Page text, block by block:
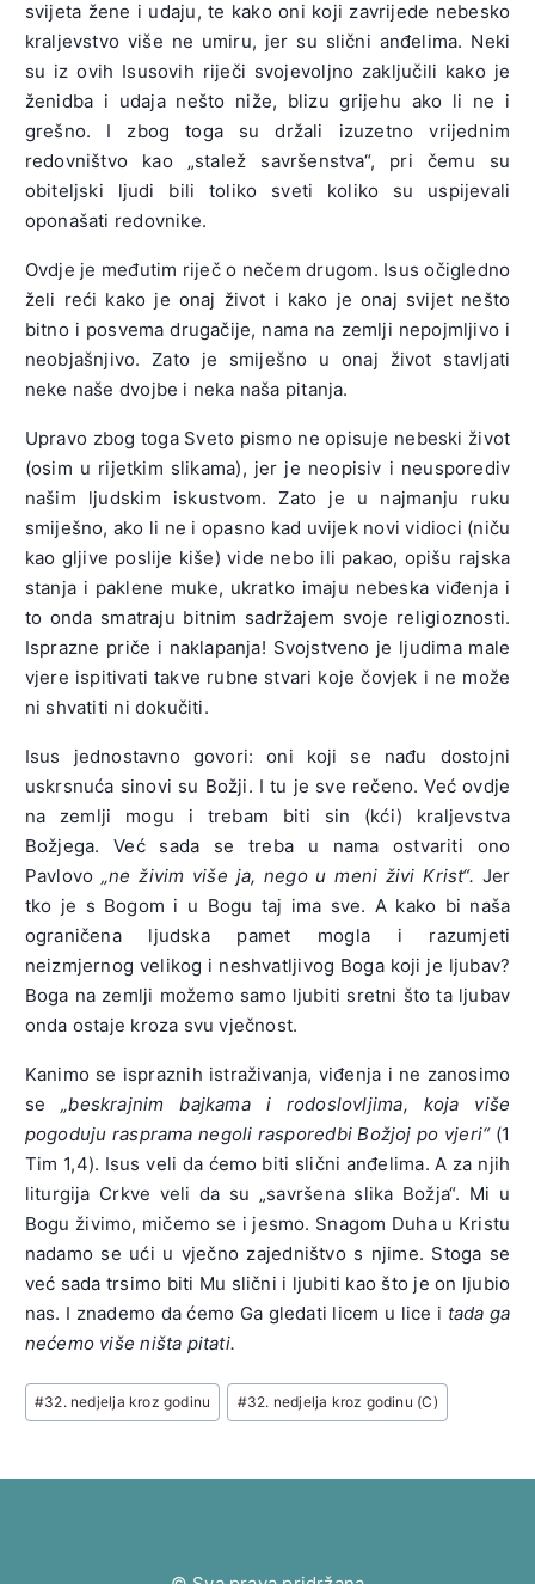
svijeta žene i udaju, te kako oni koji zavrijede nebesko
kraljevstvo više ne umiru, jer su slični anđelima. Neki
su iz ovih Isusovih riječi svojevoljno zaključili kako je
ženidba i udaja nešto niže, blizu grijehu ako li ne i
grešno. I zbog toga su držali izuzetno vrijednim
redovništvo kao „stalež savršenstva“, pri čemu su
obiteljski ljudi bili toliko sveti koliko su uspijevali
oponašati redovnike.
Ovdje je međutim riječ o nečem drugom. Isus očigledno
želi reći kako je onaj život i kako je onaj svijet nešto
bitno i posvema drugačije, nama na zemlji nepojmljivo i
neobjašnjivo. Zato je smiješno u onaj život stavljati
neke naše dvojbe i neka naša pitanja.
Upravo zbog toga Sveto pismo ne opisuje nebeski život
(osim u rijetkim slikama), jer je neopisiv i neusporediv
našim ljudskim iskustvom. Zato je u najmanju ruku
smiješno, ako li ne i opasno kad uvijek novi vidioci (niču
kao gljive poslije kiše) vide nebo ili pakao, opišu rajska
stanja i paklene muke, ukratko imaju nebeska viđenja i
to onda smatraju bitnim sadržajem svoje religioznosti.
Isprazne priče i naklapanja! Svojstveno je ljudima male
vjere ispitivati takve rubne stvari koje čovjek i ne može
ni shvatiti ni dokučiti.
Isus jednostavno govori: oni koji se nađu dostojni
uskrsnuća sinovi su Božji. I tu je sve rečeno. Već ovdje
na zemlji mogu i trebam biti sin (kći) kraljevstva
Božjega. Već sada se treba u nama ostvariti ono
Pavlovo „ne živim više ja, nego u meni živi Krist“. Jer
tko je s Bogom i u Bogu taj ima sve. A kako bi naša
ograničena ljudska pamet mogla i razumjeti
neizmjernog velikog i neshvatljivog Boga koji je ljubav?
Boga na zemlji možemo samo ljubiti sretni što ta ljubav
onda ostaje kroza svu vječnost.
Kanimo se ispraznih istraživanja, viđenja i ne zanosimo
se„beskrajnim bajkama i rodoslovljima, koja više
pogoduju rasprama negoli rasporedbi Božjoj po vjeri“(1
Tim 1,4). Isus veli da ćemo biti slični anđelima. A za njih
liturgija Crkve veli da su „savršena slika Božja“. Mi u
Bogu živimo, mičemo se i jesmo. Snagom Duha u Kristu
nadamo se ući u vječno zajedništvo s njime. Stoga se
već sada trsimo biti Mu slični i ljubiti kao što je on ljubio
nas. I znademo da ćemo Ga gledati licem u lice i tada ga
nećemo više ništa pitati.
Post
Tags:
#32. nedjelja kroz godinu #32. nedjelja kroz godinu (C)